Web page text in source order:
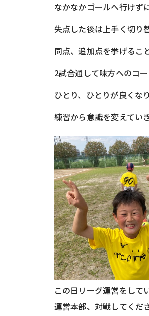
なかなかゴールへ行けず
失点した後は上手く切り
同点、追加点を挙げる
2試合通して味方へのコ
ひとり、ひとりが良くな
練習から意識を変えてい
この日リーグ運営をして
運営本部、対戦してくだ